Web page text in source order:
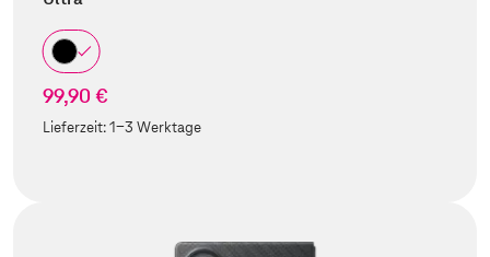
99,90 €
Lieferzeit:1-3 Werktage